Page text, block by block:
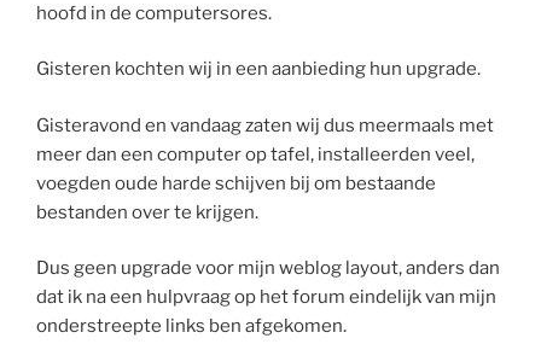
hoofd in de computersores.
Gisteren kochten wij in een aanbieding hun upgrade.
Gisteravond en vandaag zaten wij dus meermaals met
meer dan een computer op tafel, installeerden veel,
voegden oude harde schijven bij om bestaande
bestanden over te krijgen.
Dus geen upgrade voor mijn weblog layout, anders dan
dat ik na een hulpvraag op het forum eindelijk van mijn
onderstreepte links ben afgekomen.